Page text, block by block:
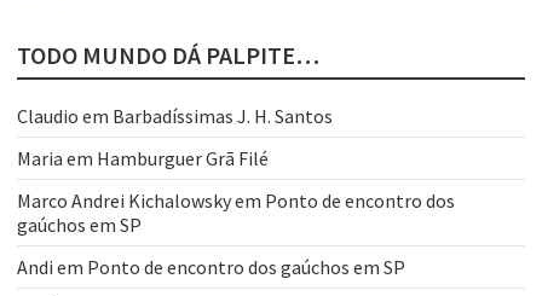
TODO MUNDO DÁ PALPITE…
Claudio em Barbadíssimas J. H. Santos
Maria em Hamburguer Grã Filé
Marco Andrei Kichalowskyem Ponto de encontro dos
gaúchos em SP
Andi em Ponto de encontro dos gaúchos em SP